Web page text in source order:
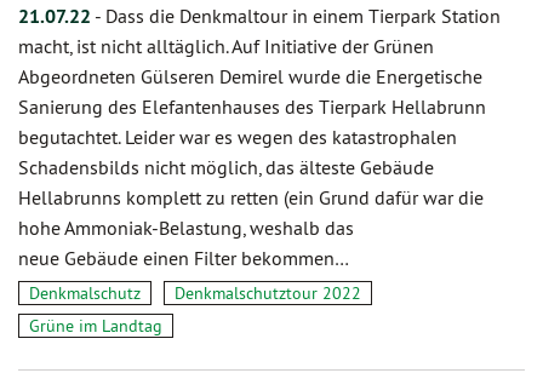
21.07.22 - Dass die Denkmaltour in einem Tierpark Station
macht, ist nicht alltäglich. Auf Initiative der Grünen
Abgeordneten Gülseren Demirel wurde die Energetische
Sanierung des Elefantenhauses des Tierpark Hellabrunn
begutachtet. Leider war es wegen des katastrophalen
Schadensbilds nicht möglich, das älteste Gebäude
Hellabrunns komplett zu retten (ein Grund dafür war die
hohe Ammoniak-Belastung, weshalb das
neue Gebäude einen Filter bekommen…
Denkmalschutz
Denkmalschutztour 2022
Grüne im Landtag